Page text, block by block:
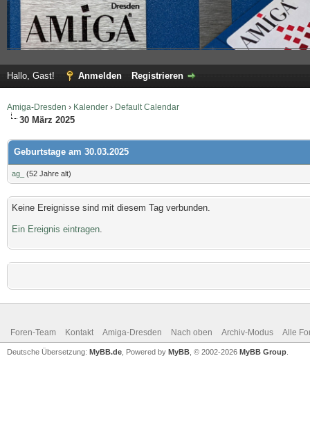
Hallo, Gast! Anmelden Registrieren
Amiga-Dresden › Kalender › Default Calendar
30 März 2025
Geburtstage am 30.03.2025
ag_ (52 Jahre alt)
Keine Ereignisse sind mit diesem Tag verbunden.
Ein Ereignis eintragen
Foren-Team Kontakt Amiga-Dresden Nach oben Archiv-Modus Alle
Deutsche Übersetzung: MyBB.de , Powered by MyBB , © 2002-2026 MyBB Group